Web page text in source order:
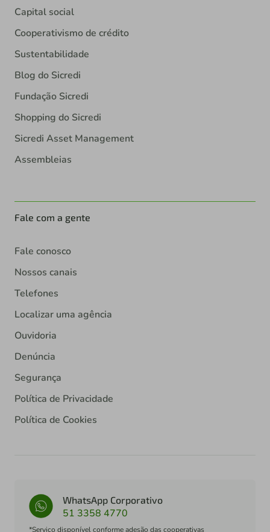
Capital social
Cooperativismo de crédito
Sustentabilidade
Blog do Sicredi
Fundação Sicredi
Shopping do Sicredi
Sicredi Asset Management
Assembleias
Fale com a gente
Fale conosco
Nossos canais
Telefones
Localizar uma agência
Ouvidoria
Denúncia
Segurança
Política de Privacidade
Política de Cookies
WhatsApp Corporativo
51 3358 4770
*Serviço disponível conforme adesão das cooperativas